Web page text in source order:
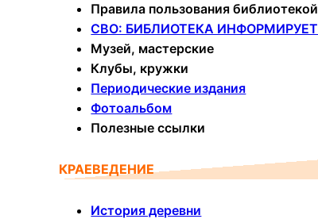
Правила пользования библиотекой
СВО: БИБЛИОТЕКА ИНФОРМИРУЕТ
Музей, мастерские
Клубы, кружки
Периодические издания
Фотоальбом
Полезные ссылки
КРАЕВЕДЕНИЕ
История деревни